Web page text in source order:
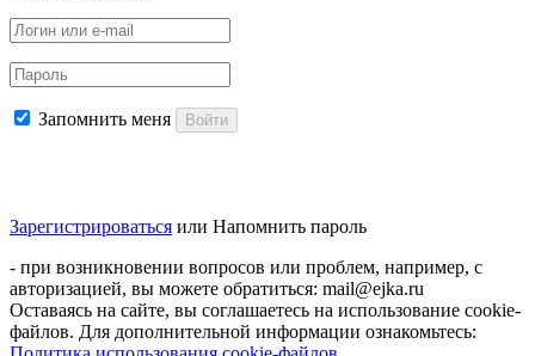
Запомнить меня Войти
Зарегистрироваться или Напомнить пароль
- при возникновении вопросов или проблем, например, с
авторизацией, вы можете обратиться: mail@ejka.ru
Оставаясь на сайте, вы соглашаетесь на использование cookie-
файлов. Для дополнительной информации ознакомьтесь: